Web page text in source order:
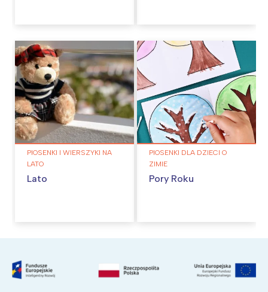
PIOSENKI I WIERSZYKI NA
LATO
Lato
PIOSENKI DLA DZIECI O
ZIMIE
Pory Roku